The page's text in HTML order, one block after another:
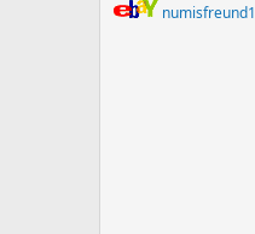
numisfreund1